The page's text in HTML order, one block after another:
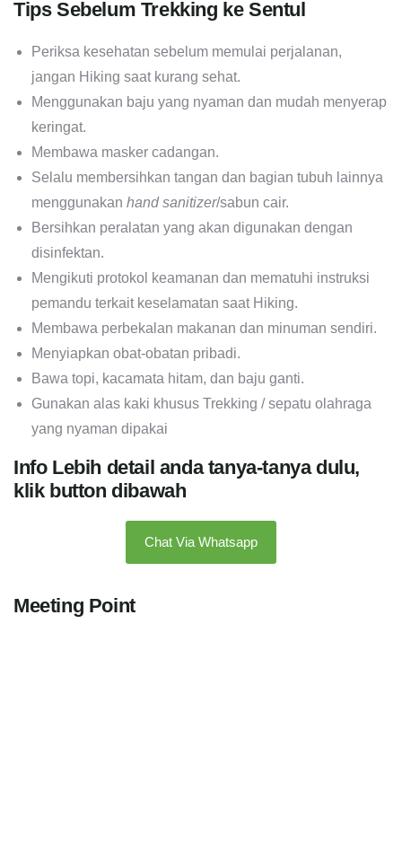
Tips Sebelum Trekking ke Sentul
Periksa kesehatan sebelum memulai perjalanan,
jangan Hiking saat kurang sehat.
Menggunakan baju yang nyaman dan mudah menyerap
keringat.
Membawa masker cadangan.
Selalu membersihkan tangan dan bagian tubuh lainnya
menggunakan hand sanitizer/sabun cair.
Bersihkan peralatan yang akan digunakan dengan
disinfektan.
Mengikuti protokol keamanan dan mematuhi instruksi
pemandu terkait keselamatan saat Hiking.
Membawa perbekalan makanan dan minuman sendiri.
Menyiapkan obat-obatan pribadi.
Bawa topi, kacamata hitam, dan baju ganti.
Gunakan alas kaki khusus Trekking / sepatu olahraga
yang nyaman dipakai
Info Lebih detail anda tanya-tanya dulu,
klik button dibawah
Chat Via Whatsapp
Meeting Point